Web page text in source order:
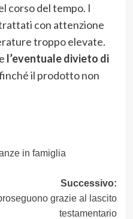
corso del tempo. I
con attenzione
troppo elevate.
l’eventuale divieto di
il prodotto non
in famiglia
Successivo:
grazie al lascito
testamentario